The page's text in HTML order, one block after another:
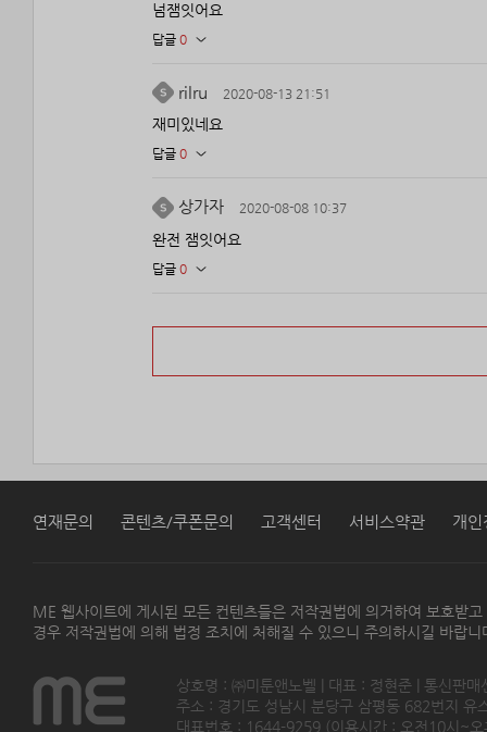
넘잼잇어요
답글 0
rilru 2020-08-13 21:51
재미있네요
답글 0
상가자 2020-08-08 10:37
완전 잼잇어요
답글 0
연재문의 콘텐츠/쿠폰문의 고객센터 서비스약관 개인
ME 웹사이트에 게시된 모든 컨텐츠들은 저작권법에 의거하여 보호받
경우 저작권법에 의해 법정 조치에 처해질 수 있으니 주의하시길 바랍니
상호명 : ㈜미툰앤노벨 | 대표 : 정현준 | 통신판
주소 : 경기도 성남시 분당구 삼평동 682번지
대표번호 : 1644-9259 (이용시간 : 오전10시~